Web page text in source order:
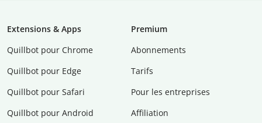
Extensions & Apps
Quillbot pour Chrome
Quillbot pour Edge
Quillbot pour Safari
Quillbot pour Android
Premium
Abonnements
Tarifs
Pour les entreprises
Affiliation